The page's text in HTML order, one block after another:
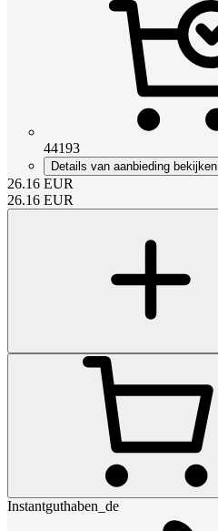
44193
Details van aanbieding bekijken
26.16 EUR
26.16 EUR
Instantguthaben_de